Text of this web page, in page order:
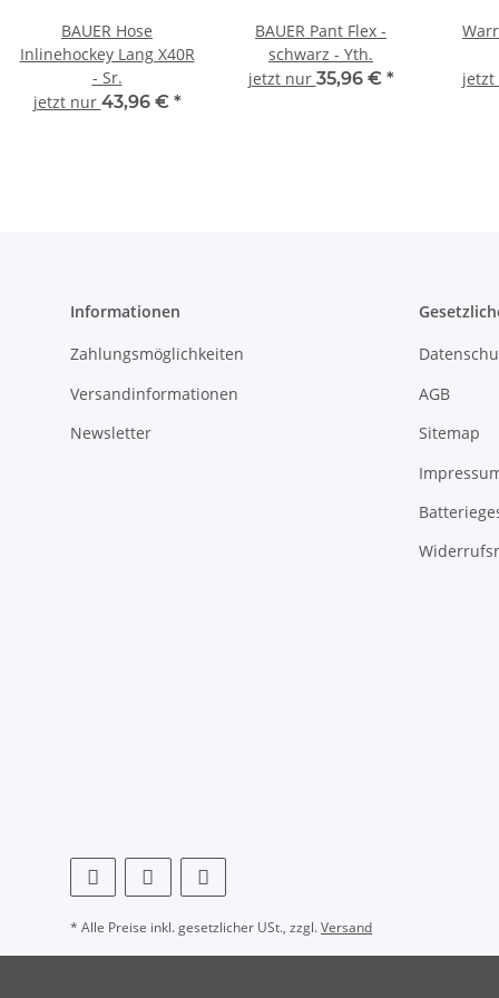
BAUER Hose
Inlinehockey Lang X40R
- Sr.
jetzt nur 43,96 € *
BAUER Pant Flex -
schwarz - Yth.
jetzt nur 35,96 € *
Informationen
Zahlungsmöglichkeiten
Versandinformationen
Newsletter
AGB
Sitemap
* Alle Preise inkl. gesetzlicher USt., zzgl.Versand